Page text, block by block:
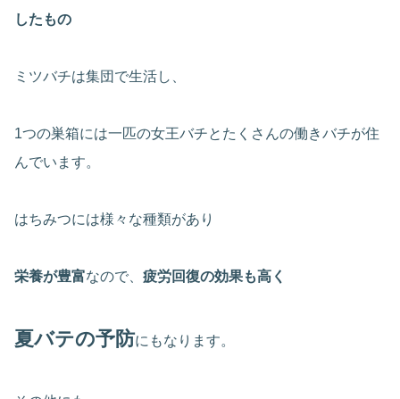
したもの
ミツバチは集団で生活し、
1つの巣箱には一匹の女王バチとたくさんの働きバチが住
んでいます。
はちみつには様々な種類があり
栄養が豊富なので、 疲労回復の効果も高く
夏バテの予防にもなります。